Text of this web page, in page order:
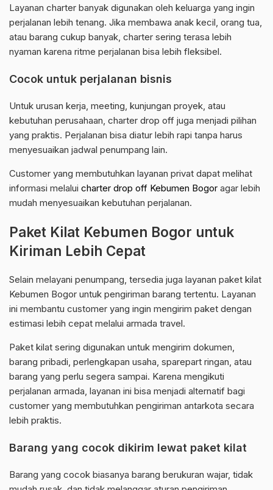
Layanan charter banyak digunakan oleh keluarga yang ingin
perjalanan lebih tenang. Jika membawa anak kecil, orang tua,
atau barang cukup banyak, charter sering terasa lebih
nyaman karena ritme perjalanan bisa lebih fleksibel.
Cocok untuk perjalanan bisnis
Untuk urusan kerja, meeting, kunjungan proyek, atau
kebutuhan perusahaan, charter drop off juga menjadi pilihan
yang praktis. Perjalanan bisa diatur lebih rapi tanpa harus
menyesuaikan jadwal penumpang lain.
Customer yang membutuhkan layanan privat dapat melihat
informasi melalui charter drop off Kebumen Bogor agar lebih
mudah menyesuaikan kebutuhan perjalanan.
Paket Kilat Kebumen Bogor untuk
Kiriman Lebih Cepat
Selain melayani penumpang, tersedia juga layanan paket kilat
Kebumen Bogor untuk pengiriman barang tertentu. Layanan
ini membantu customer yang ingin mengirim paket dengan
estimasi lebih cepat melalui armada travel.
Paket kilat sering digunakan untuk mengirim dokumen,
barang pribadi, perlengkapan usaha, sparepart ringan, atau
barang yang perlu segera sampai. Karena mengikuti
perjalanan armada, layanan ini bisa menjadi alternatif bagi
customer yang membutuhkan pengiriman antarkota secara
lebih praktis.
Barang yang cocok dikirim lewat paket kilat
Barang yang cocok biasanya barang berukuran wajar, tidak